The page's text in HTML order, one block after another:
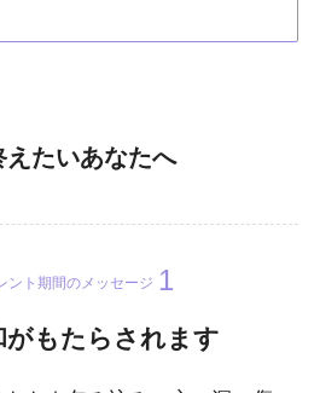
たいあなたへ
ント期間のメッセージ
がもたらされます